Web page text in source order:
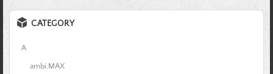
CATEGORY
A
ambi.MAX